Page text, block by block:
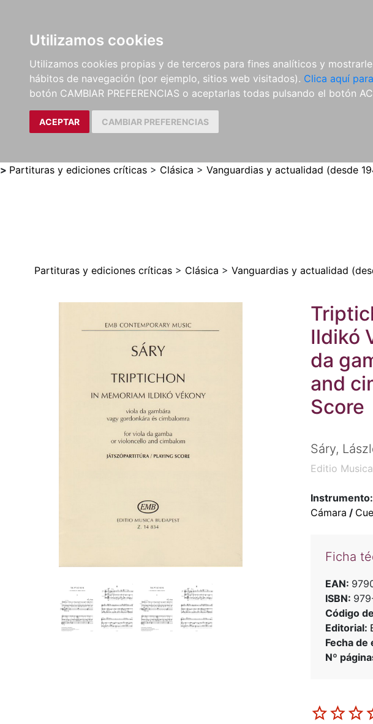
Utilizamos cookies
Utilizamos cookies propias y de terceros para fines analíticos y
hábitos de navegación (por ejemplo, sitios web visitados). Clica aquí
botón CAMBIAR PREFERENCIAS o aceptarlas todas pulsando el botón
ACEPTAR CAMBIAR PREFERENCIAS
LIBROS
MÉTODOS Y
EJERCICIOS
PARTITURAS Y EDICIONES
CRÍTICAS
REVISTAS
> Partituras y ediciones críticas > Clásica > Vanguardias y actualidad (desde
Partituras y ediciones críticas > Clásica > Vanguardias y actualidad
Ildikó
da
and
Score
Sáry,
Editio
Instrumento:
Cámara /
Ficha
EAN:
ISBN:
Código
Editorial:
Fecha de
Nº